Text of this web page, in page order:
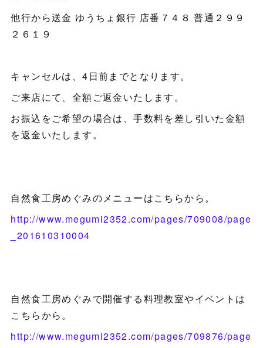
他行から送金 ゆうちょ銀行 店番７４８ 普通２９９
２６１９
キャンセルは、4日前までとなります。
ご来店にて、全額ご返金いたします。
お振込をご希望の場合は、手数料を差し引いた金額
を返金いたします。
自然食工房めぐみのメニューはこちらから。
http://www.megumi2352.com/pages/709008/page
_201610310004
自然食工房めぐみで開催する料理教室やイベントは
こちらから。
http://www.megumi2352.com/pages/709876/page